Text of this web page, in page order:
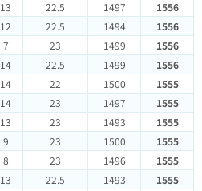
13 22.5 1497
1556
12 22.5 1494
1556
7 23 1499
1556
14 22.5 1499
1556
14 22 1500
1555
14 23 1497
1555
13 23 1493
1555
9 23 1500
1555
8 23 1496
1555
13 22.5 1493
1555